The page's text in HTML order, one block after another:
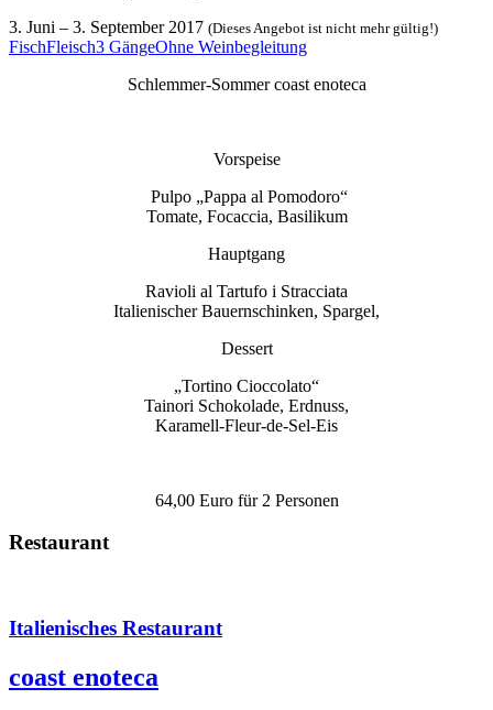
3. Juni – 3. September 2017 (Dieses Angebot ist nicht mehr gültig!)
FischFleisch3 GängeOhne Weinbegleitung
Schlemmer-Sommer coast enoteca
Vorspeise
Pulpo „Pappa al Pomodoro“
Tomate, Focaccia, Basilikum
Hauptgang
Ravioli al Tartufo i Stracciata
Italienischer Bauernschinken, Spargel,
Dessert
„Tortino Cioccolato“
Tainori Schokolade, Erdnuss,
Karamell-Fleur-de-Sel-Eis
64,00 Euro für 2 Personen
Restaurant
Italienisches Restaurant
coast enoteca